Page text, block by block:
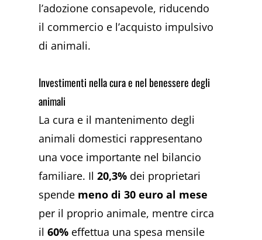
l’adozione consapevole, riducendo
il commercio e l’acquisto impulsivo
di animali.
Investimenti nella cura e nel benessere degli
animali
La cura e il mantenimento degli
animali domestici rappresentano
una voce importante nel bilancio
familiare. Il20,3% dei proprietari
spende meno di 30 euro al mese
per il proprio animale, mentre circa
il60% effettua una spesa mensile